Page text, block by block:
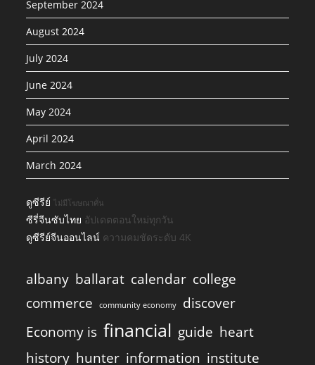
September 2024
August 2024
July 2024
June 2024
May 2024
April 2024
March 2024
ดูซีรีย์ ไม่มีโฆษณาคั่น
ซีรี่จีนซับไทย อัปเดตตอนใหม่ทุกวัน
ดูซีรีย์จีนออนไลน์ ความคมชัดระดับ 4K
albany ballarat calendar college
commerce
community economy
discover
Economy is financial guide heart
history hunter information institute